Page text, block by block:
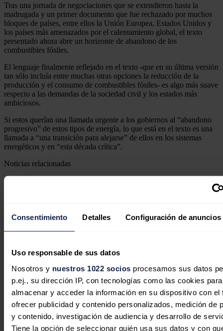
Consentimiento Detalles Configuración de anuncios
Uso responsable de sus datos
Nosotros y nuestros 1022 socios procesamos sus datos
p.ej., su dirección IP, con tecnologías como las cookies para
almacenar y acceder la información en su dispositivo con el
ofrecer publicidad y contenido personalizados, medición de
y contenido, investigación de audiencia y desarrollo de
Tiene la opción de seleccionar quién usa sus datos y con
Tras una jornada de negociaciones que se extendieron hasta la
madrugada y un primer documento que fue rechazado por muchos
bloques de países, entre ellos la Unión Europea, Estados Unidos y
los países más amenazados por el calentamiento global, el texto
presentado ahora abre un horizonte de abandono de los
combustibles fósiles.
El lenguaje finalmente reflejado en el texto -que en su última versión
tan sólo incluía entre muchas otras opciones la reducción de la
producción y el consumo de combustibles fósiles- es algo más suave
respecto a las demandas de la sociedad civil y los estados más
ambiciosos.
Si estos querían una llamada urgente a los gobiernos al “abandono
progresivo” de estos tipos de energía, lo que está en el texto es una
llamada a “una transición para alejarse” de ellos en los sistemas
energéticos y en “esta década crítica”.
Noticias relacionadas
La industria que no pueda electrificar
podrá contabilizar como CAEs
combustibles fósiles
Sandra Acosta 26/06/2026
Los subsidios a los combustibles